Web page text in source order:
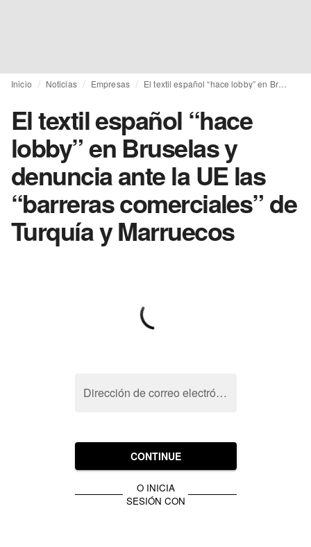
Inicio Noticias Empresas El textil español “hace lobby” en Bruselas y denuncia ante la UE las “barreras comerciales” de Turquía y Marruecos
El textil español “hace
lobby” en Bruselas y
denuncia ante la UE las
“barreras comerciales” de
Turquía y Marruecos
Dirección de correo electrónico
CONTINUE
O INICIA
SESIÓN CON